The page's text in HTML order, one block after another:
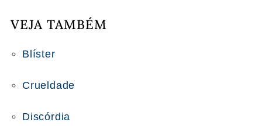
VEJA TAMBÉM
Blíster
Crueldade
Discórdia